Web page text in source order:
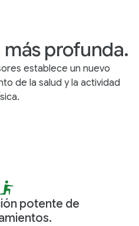
más profunda.
establece un nuevo
de la salud y la actividad
potente de